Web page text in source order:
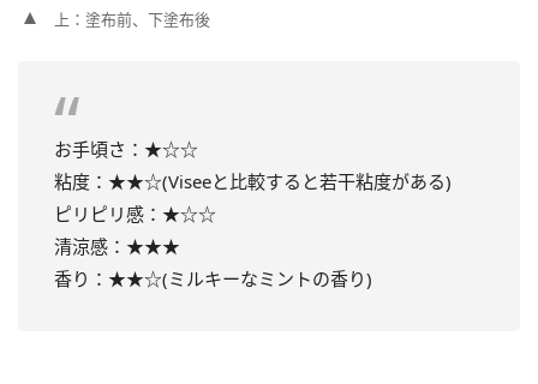
上：塗布前、下塗布後
お手頃さ：★☆☆
粘度：★★☆(Viseeと比較すると若干粘度がある)
ピリピリ感：★☆☆
清涼感：★★★
香り：★★☆(ミルキーなミントの香り)